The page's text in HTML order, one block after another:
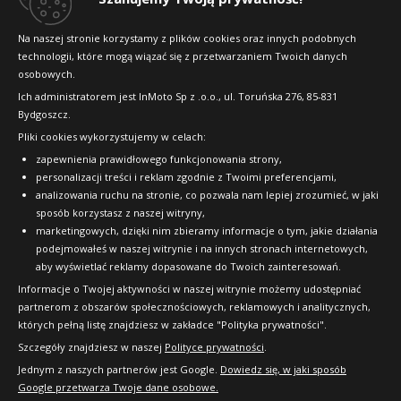
Na naszej stronie korzystamy z plików cookies oraz innych podobnych
technologii, które mogą wiązać się z przetwarzaniem Twoich danych
osobowych.
Ich administratorem jest InMoto Sp z .o.o., ul. Toruńska 276, 85-831
Bydgoszcz.
Pliki cookies wykorzystujemy w celach:
zapewnienia prawidłowego funkcjonowania strony,
personalizacji treści i reklam zgodnie z Twoimi preferencjami,
analizowania ruchu na stronie, co pozwala nam lepiej zrozumieć, w jaki
sposób korzystasz z naszej witryny,
marketingowych, dzięki nim zbieramy informacje o tym, jakie działania
podejmowałeś w naszej witrynie i na innych stronach internetowych,
aby wyświetlać reklamy dopasowane do Twoich zainteresowań.
Informacje o Twojej aktywności w naszej witrynie możemy udostępniać
partnerom z obszarów społecznościowych, reklamowych i analitycznych,
których pełną listę znajdziesz w zakładce "Polityka prywatności".
Szczegóły znajdziesz w naszej Polityce prywatności.
Jednym z naszych partnerów jest Google. Dowiedz się, w jaki sposób
Google przetwarza Twoje dane osobowe.
Raty
FAQ
OFICJALNY PARTNER